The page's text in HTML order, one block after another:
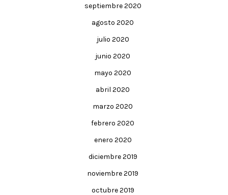
septiembre 2020
agosto 2020
julio 2020
junio 2020
mayo 2020
abril 2020
marzo 2020
febrero 2020
enero 2020
diciembre 2019
noviembre 2019
octubre 2019